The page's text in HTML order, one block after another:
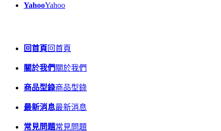
YahooYahoo
回首頁回首頁
關於我們 關於我們
商品型錄商品型錄
最新消息最新消息
常見問題常見問題